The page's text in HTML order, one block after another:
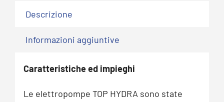
Descrizione
Informazioni aggiuntive
Caratteristiche ed impieghi
Le elettropompe TOP HYDRA sono state